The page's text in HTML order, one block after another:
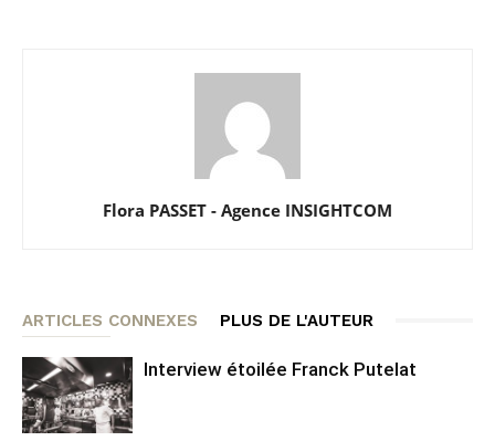
Flora PASSET - Agence INSIGHTCOM
ARTICLES CONNEXES PLUS DE L'AUTEUR
Interview étoilée Franck Putelat